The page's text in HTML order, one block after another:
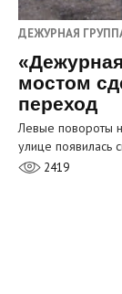
ДЕЖУРНАЯ
мостом
переход
Левые повороты
улице появилась
2419